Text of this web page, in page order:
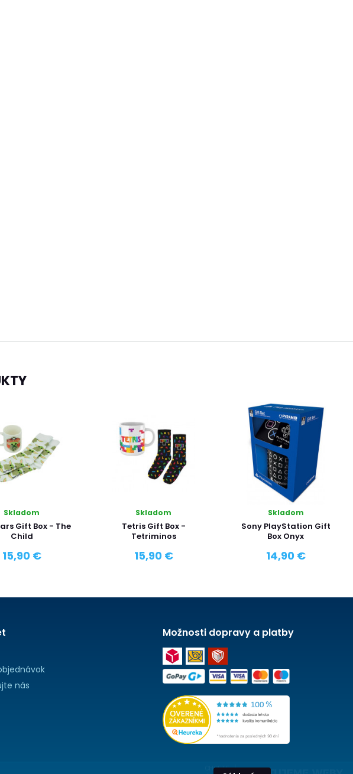
Skladom
Gift Box - The
Child
15,90 €
Skladom
Tetris Gift Box -
Tetriminos
15,90 €
Skladom
Sony PlayStation Gift
Box Onyx
14,90 €
nás
Možnosti dopravy a platby
CHCETE